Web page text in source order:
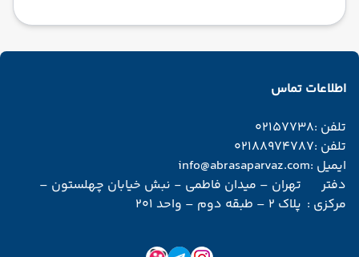
معمولی داشته باشید،
آشنایی با عجایب کنیا شما
اطلاعات تماس
تلفن :02157738
تلفن :02188974787
ایمیل :info@abrasaparvaz.com
دفتر
مرکزی :
تهران – میدان فاطمی - نبش خیابان چهلستون –
پلاک 2 – طبقه دوم – واحد 201